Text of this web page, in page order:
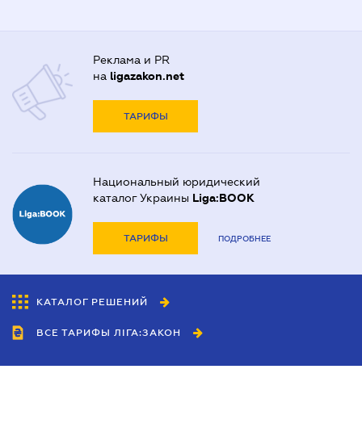
Реклама и PR
на ligazakon.net
ТАРИФЫ
Национальный юридический
каталог Украины Liga:BOOK
ТАРИФЫ ПОДРОБНЕЕ
КАТАЛОГ РЕШЕНИЙ
ВСЕ ТАРИФЫ ЛІГА:ЗАКОН